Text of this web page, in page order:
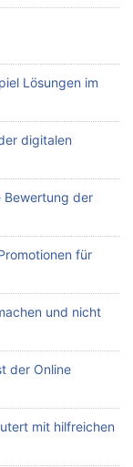
Lösungen im
digitalen
Bewertung der
für
und nicht
der Online
mit hilfreichen